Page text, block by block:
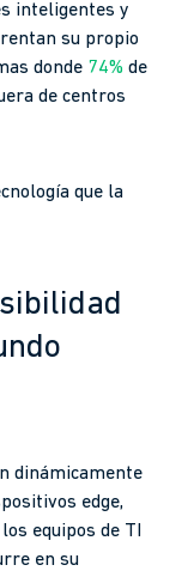
inteligentes y
su propio
donde 74% de
de centros
que la
dinámicamente
edge,
equipos de TI
en su